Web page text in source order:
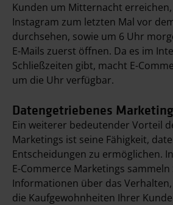
Kunden um Mitternacht erreichen,
Instagram zum letzten Mal vor
durchsehen, sowie um 6 Uhr
E-Mails zuerst öffnen. Da es im
Schließzeiten gibt, macht E-
um die Uhr verfügbar.
Datengetriebenes Marketing
Ein weiterer bedeutender Vorteil
Marketings ist seine Fähigkeit,
Entscheidungen zu ermöglichen.
E-Commerce Marketings sammeln
Informationen über das
die Kaufgewohnheiten Ihrer